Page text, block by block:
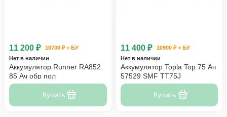
11 200 ₽
10700 ₽ + БУ
Нет в наличии
Аккумулятор Runner RA852
85 Ач обр пол
Купить
11 400 ₽
10900 ₽ + БУ
Нет в наличии
Аккумулятор Topla Top 75 Ач
57529 SMF TT75J
Купить